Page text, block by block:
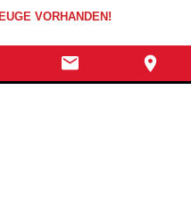
VORHANDEN!